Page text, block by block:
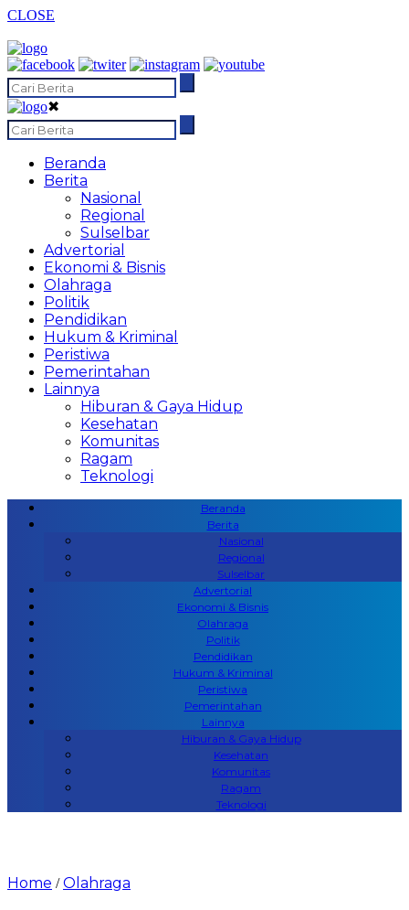
CLOSE
✖
Beranda
Berita
Nasional
Regional
Sulselbar
Advertorial
Ekonomi & Bisnis
Olahraga
Politik
Pendidikan
Hukum & Kriminal
Peristiwa
Pemerintahan
Lainnya
Hiburan & Gaya Hidup
Kesehatan
Komunitas
Ragam
Teknologi
Beranda
Berita
Nasional
Regional
Sulselbar
Advertorial
Ekonomi & Bisnis
Olahraga
Politik
Pendidikan
Hukum & Kriminal
Peristiwa
Pemerintahan
Lainnya
Hiburan & Gaya Hidup
Kesehatan
Komunitas
Ragam
Teknologi
Home /Olahraga